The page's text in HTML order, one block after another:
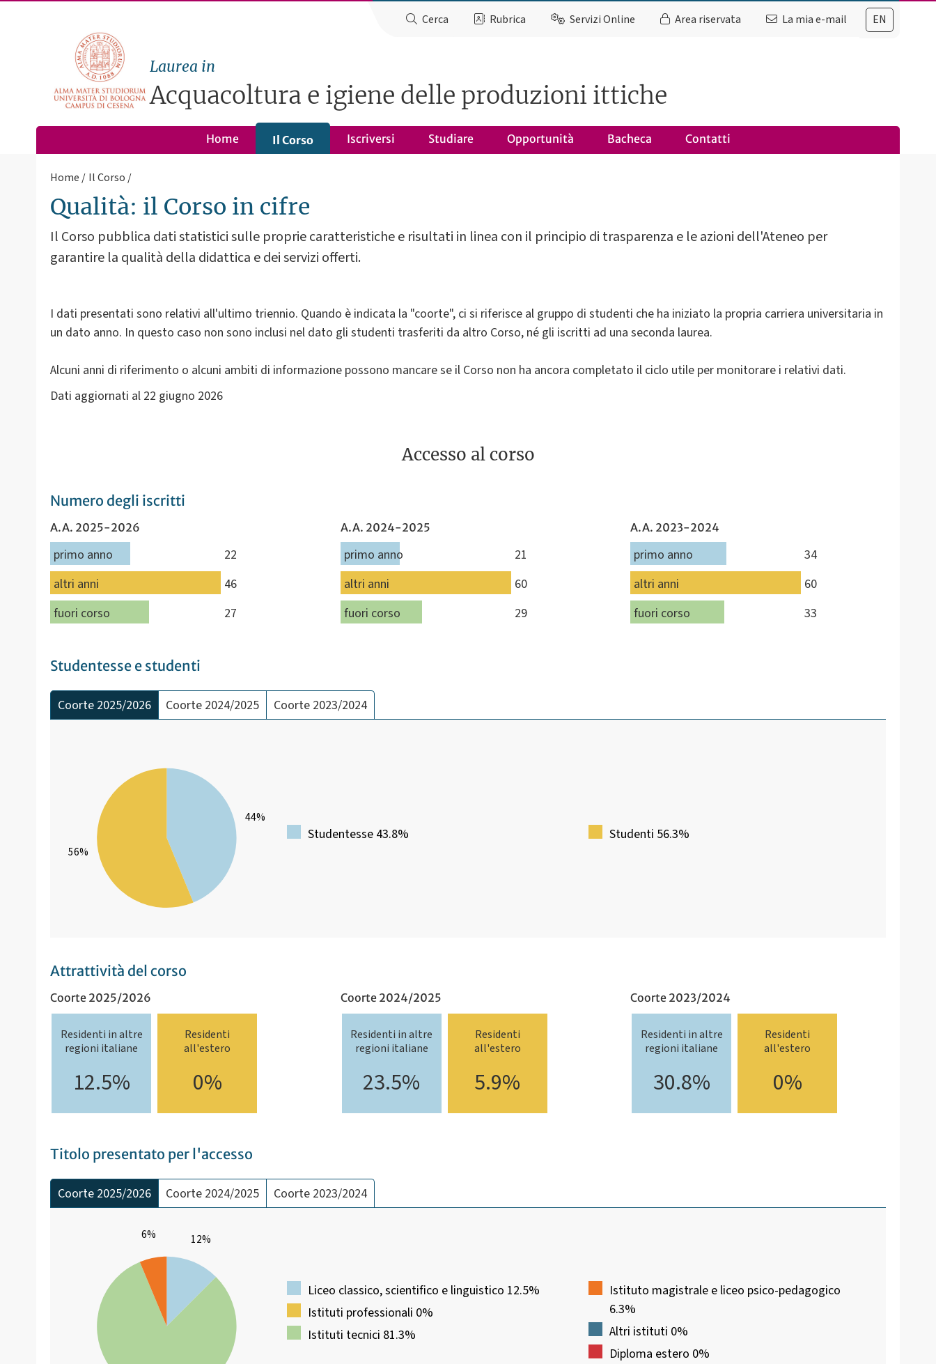
EN
Cerca Rubrica Servizi Online Area riservata La mia e-mail
Laurea in
Acquacoltura e igiene delle produzioni ittiche
Home Il Corso Iscriversi Studiare Opportunità Bacheca Contatti
Home Il Corso
Qualità: il Corso in cifre
Il Corso pubblica dati statistici sulle proprie caratteristiche e risultati in linea con il principio di trasparenza e le azioni dell'Ateneo per
garantire la qualità della didattica e dei servizi offerti.
I dati presentati sono relativi all'ultimo triennio. Quando è indicata la "coorte", ci si riferisce al gruppo di studenti che ha iniziato la propria carriera universitaria in
un dato anno. In questo caso non sono inclusi nel dato gli studenti trasferiti da altro Corso, né gli iscritti ad una seconda laurea.
Alcuni anni di riferimento o alcuni ambiti di informazione possono mancare se il Corso non ha ancora completato il ciclo utile per monitorare i relativi dati.
Dati aggiornati al 22 giugno 2026
Accesso al corso
Numero degli iscritti
A.A. 2025-2026
primo anno
22
altri anni
46
fuori corso
27
A.A. 2024-2025
primo anno
21
altri anni
60
fuori corso
29
A.A. 2023-2024
primo anno
34
altri anni
60
fuori corso
33
Studentesse e studenti
Coorte 2025/2026 Coorte 2024/2025 Coorte 2023/2024
44%
56%
Studentesse 43.8% Studenti 56.3%
Attrattività del corso
Coorte 2025/2026
Residenti in altre
regioni italiane
12.5%
Residenti
all'estero
0%
Coorte 2024/2025
Residenti in altre
regioni italiane
23.5%
Residenti
all'estero
5.9%
Coorte 2023/2024
Residenti in altre
regioni italiane
30.8%
Residenti
all'estero
0%
Titolo presentato per l'accesso
Coorte 2025/2026 Coorte 2024/2025 Coorte 2023/2024
12%
6%
Liceo classico, scientifico e linguistico 12.5%
Istituti professionali 0%
Istituti tecnici 81.3%
Istituto magistrale e liceo psico-pedagogico
6.3%
Altri istituti 0%
Diploma estero 0%